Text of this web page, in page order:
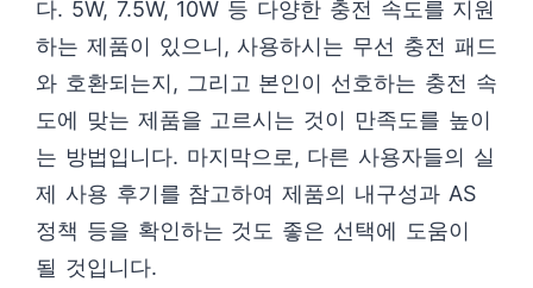
다. 5W, 7.5W, 10W 등 다양한 충전 속도를 지원
하는 제품이 있으니, 사용하시는 무선 충전 패드
와 호환되는지, 그리고 본인이 선호하는 충전 속
도에 맞는 제품을 고르시는 것이 만족도를 높이
는 방법입니다. 마지막으로, 다른 사용자들의 실
제 사용 후기를 참고하여 제품의 내구성과 AS
정책 등을 확인하는 것도 좋은 선택에 도움이
될 것입니다.